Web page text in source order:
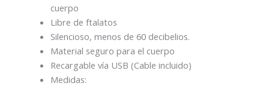
cuerpo
Libre de ftalatos
Silencioso, menos de 60 decibelios.
Material seguro para el cuerpo
Recargable vía USB (Cable incluido)
Medidas: